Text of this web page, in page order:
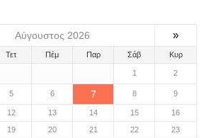
Αύγουστος 2026 »
Τετ Πέμ Παρ Σάβ Κυρ
1 2
5 6 7 8 9
12 13 14 15
16
19 20 21 22
23